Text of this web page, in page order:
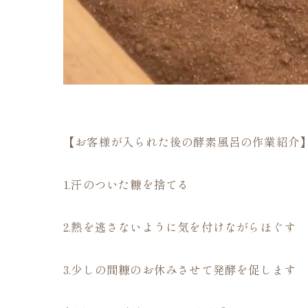
【お客様が入られた後の酵素風呂の作業紹介
1.汗のついた糠を捨てる
2.熱を逃さないように気を付けながらほぐす
3.少しの間糠のお休みさせて発酵を促します